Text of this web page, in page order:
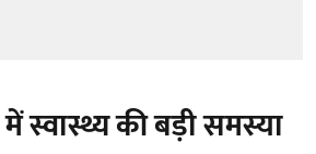
स्वास्थ्य की बड़ी समस्या